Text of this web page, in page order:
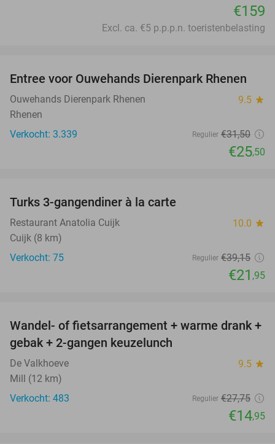
€159
Excl. ca. €5 p.p.p.n. toeristenbelasting
19%
Entree voor Ouwehands Dierenpark Rhenen
Ouwehands Dierenpark Rhenen 9.5 star
Rhenen
Verkocht: 3.339
Regulier €31,50
€25,50
Turks 3-gangendiner à la carte
Restaurant Anatolia Cuijk 10.0 star
Cuijk (8 km)
Verkocht: 75
Regulier €39,15
€21 ,95
46%
Wandel- of fietsarrangement + warme drank +
gebak + 2-gangen keuzelunch
De Valkhoeve 9.5 star
Mill (12 km)
Verkocht: 483
Regulier €27,75
€14,95